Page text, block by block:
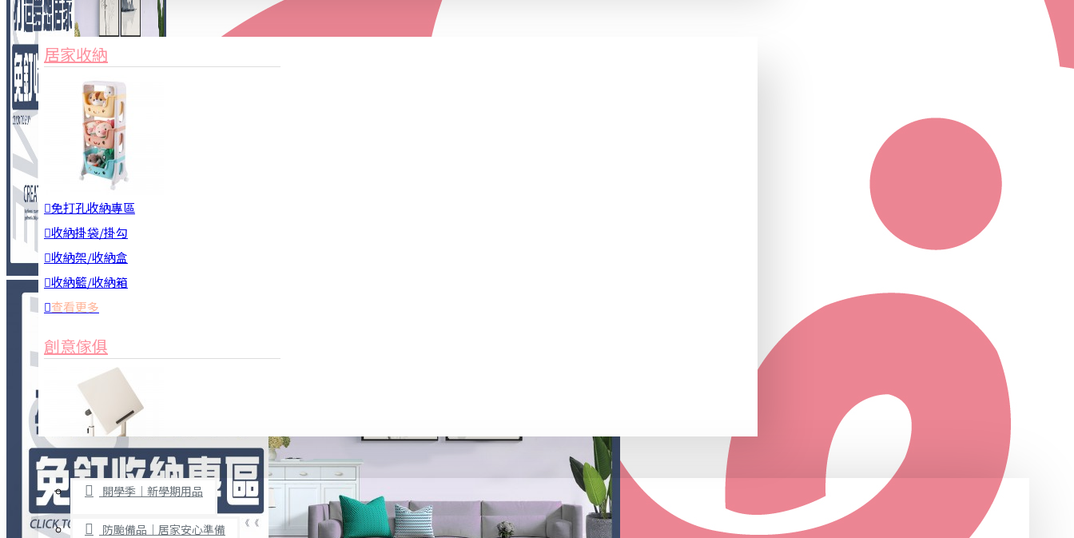
3C周邊
居家安全
居家清潔
查看更多
餐飲廚具
廚房收納
烘焙用具
隨身餐具
查看更多
文具禮品
家俱&收納
居家收納
免打孔收納專區
收納掛袋/掛勾
收納架/收納盒
收納籃/收納箱
查看更多
創意傢俱
桌子/椅子
置物架/收納櫃
限時促銷
開學季｜新學期用品
防颱備品｜居家安心準備